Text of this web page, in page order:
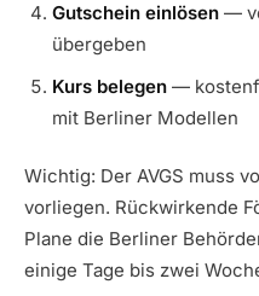
Gutschein einlösen—
übergeben
Kurs belegen—
mit Berliner Modellen
Wichtig: Der AVGS muss
vorliegen. Rückwirkende
Plane die Berliner
einige Tage bis zwei